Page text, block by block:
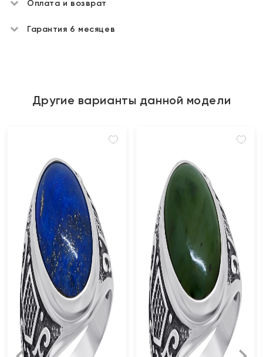
Оплата и возврат
Гарантия 6 месяцев
Другие варианты данной модели